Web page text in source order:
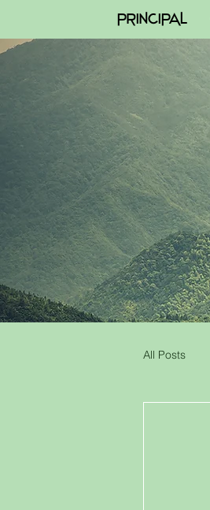
PRINCIPAL
All Posts